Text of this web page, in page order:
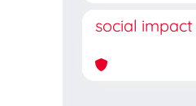
social impact